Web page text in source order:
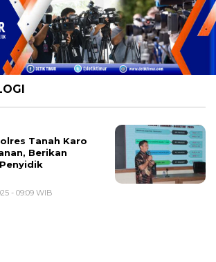
Tanah Karo
Berikan
- 09:09 WIB